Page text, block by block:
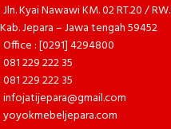
Jln. Kyai Nawawi KM. 02 RT.20 /
Kab. Jepara – Jawa tengah 59452
Office : [0291] 4294800
081 229 222 35
081 229 222 35
infojatijepara@gmail.com
yoyokmebeljepara.com